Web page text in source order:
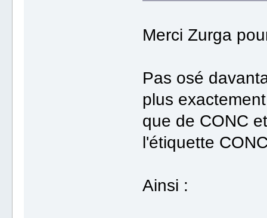
Merci Zurga
Pas osé
plus
que de CONC
l'étiquette
Ainsi :